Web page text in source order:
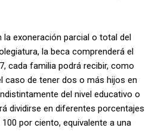
la exoneración parcial o total del
la beca comprenderá el
cada familia podrá recibir, como
caso de tener dos o más hijos en
del nivel educativo o
dividirse en diferentes porcentajes
por ciento, equivalente a una